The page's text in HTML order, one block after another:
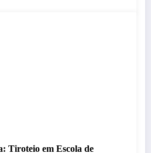
Tiroteio em Escola de